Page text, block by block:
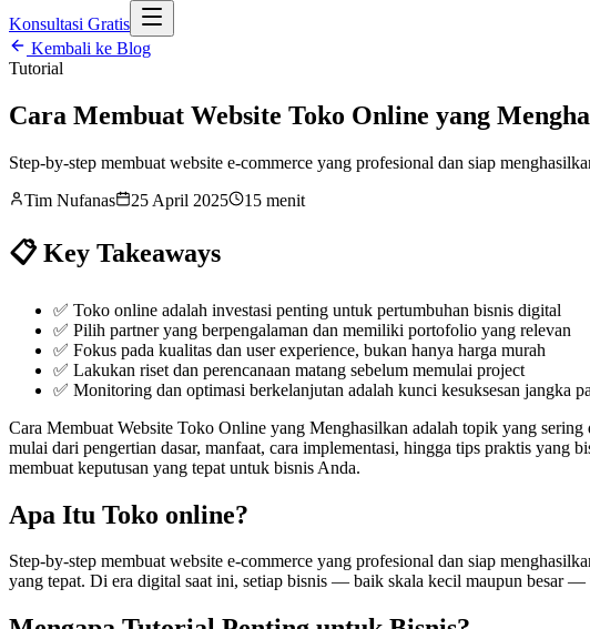
Konsultasi Gratis
Kembali ke Blog
Tutorial
Cara Membuat Website Toko Online yang
Step-by-step membuat website e-commerce yang profesional dan siap
Tim Nufanas
25 April 2025 15 menit
📋 Key Takeaways
✅ Toko online adalah investasi penting untuk pertumbuhan bisnis digital
✅ Pilih partner yang berpengalaman dan memiliki portofolio yang relevan
✅ Fokus pada kualitas dan user experience, bukan hanya harga murah
✅ Lakukan riset dan perencanaan matang sebelum memulai project
✅ Monitoring dan optimasi berkelanjutan adalah kunci kesuksesan jangka
Cara Membuat Website Toko Online yang Menghasilkan adalah topik yang
mulai dari pengertian dasar, manfaat, cara implementasi, hingga tips praktis
membuat keputusan yang tepat untuk bisnis Anda.
Apa Itu Toko online?
Step-by-step membuat website e-commerce yang profesional dan siap
yang tepat. Di era digital saat ini, setiap bisnis — baik skala kecil maupun besar